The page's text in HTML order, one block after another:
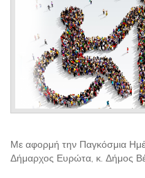
Με αφορμή την Παγκόσμια
Δήμαρχος Ευρώτα, κ. Δήμος